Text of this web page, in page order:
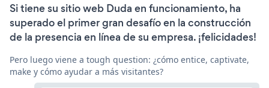
Si tiene su sitio web Duda en funcionamiento, ha
superado el primer gran desafío en la construcción
de la presencia en línea de su empresa. ¡felicidades!
Pero luego viene a tough question: ¿cómo entice, captivate,
make y cómo ayudar a más visitantes?